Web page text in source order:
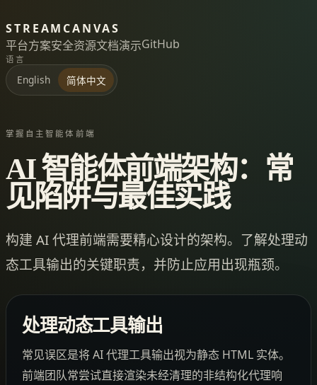
STREAMCANVAS
平台方案安全资源文档演示GitHub
语言
English 简体中文
掌握自主智能体前端
AI 智能体前端架构：常
见陷阱与最佳实践
构建 AI 代理前端需要精心设计的架构。了解处理动
态工具输出的关键职责，并防止应用出现瓶颈。
处理动态工具输出
常见误区是将 AI 代理工具输出视为静态 HTML 实体。
前端团队常尝试直接渲染未经清理的非结构化代理响